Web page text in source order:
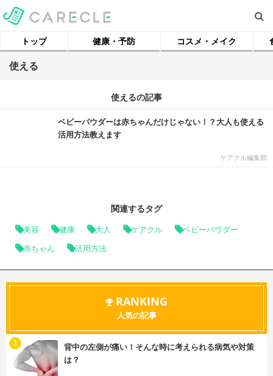
トップ 健康・予防 コスメ・メイク
使える
使えるの記事
ベビーパウダーは赤ちゃんだけじゃない！？大人も使える
活用方法教えます
ケアクル編集部
関連するタグ
美容 健康 大人 ケアクル ベビーパウダー
赤ちゃん 活用方法
RANKING
人気の記事
背中の左側が痛い！そんな時に考えられる病気や対策
は？
1